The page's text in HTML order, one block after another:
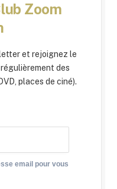
Zoom
et rejoignez le
des
places de ciné).
email pour vous